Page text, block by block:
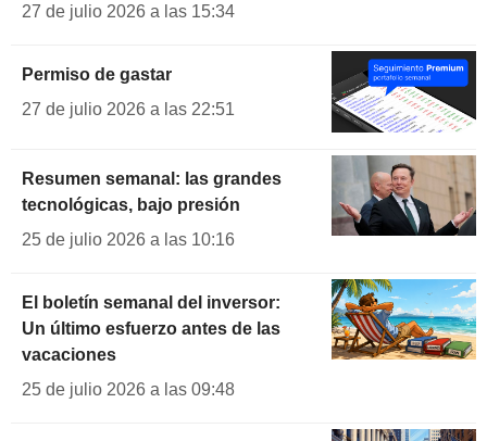
27 de julio 2026 a las 15:34
Permiso de gastar
27 de julio 2026 a las 22:51
Resumen semanal: las grandes
tecnológicas, bajo presión
25 de julio 2026 a las 10:16
El boletín semanal del inversor:
Un último esfuerzo antes de las
vacaciones
25 de julio 2026 a las 09:48